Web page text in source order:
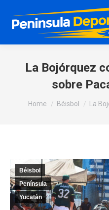
La Bojórquez
sobre
You are here:
Home Béisbol La
Béisbol
Península
Yucatán